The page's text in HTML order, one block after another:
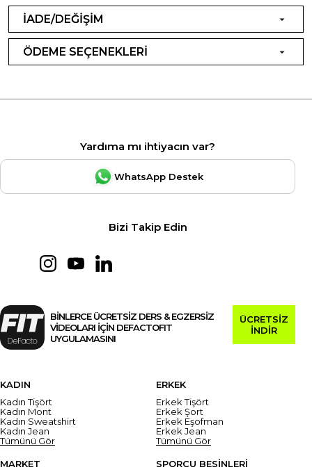
İADE/DEĞİŞİM
ÖDEME SEÇENEKLERİ
Yardıma mı ihtiyacın var?
WhatsApp Destek
Bizi Takip Edin
BİNLERCE ÜCRETSİZ DERS & EGZERSİZ
VİDEOLARI İÇİN DEFACTOFIT
UYGULAMASINI
ÜCRETSİZ
İNDİR
KADIN
Kadın Tişört
Kadın Mont
Kadın Sweatshirt
Kadın Jean
Tümünü Gör
ERKEK
Erkek Tişört
Erkek Şort
Erkek Eşofman
Erkek Jean
Tümünü Gör
MARKET
SPORCU BESİNLERİ